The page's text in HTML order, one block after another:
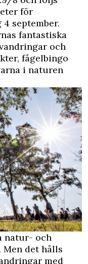
för
september.
fantastiska
och
fågelbingo
i naturen
natur- och
Men det hålls
med